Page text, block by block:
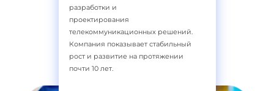
разработки и
проектирования
телекоммуникационных решений.
Компания показывает стабильный
рост и развитие на протяжении
почти 10 лет.